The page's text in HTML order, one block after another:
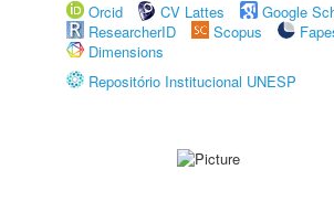
Orcid
CV Lattes
Google
ResearcherID
Scopus
Dimensions
Repositório Institucional UNESP